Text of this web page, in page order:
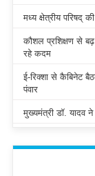
मध्य क्षेत्रीय परिषद्
कौशल प्रशिक्षण से बढ़
रहे कदम
ई-रिक्शा से कैबिनेट
पंवार
मुख्यमंत्री डॉ. यादव ने